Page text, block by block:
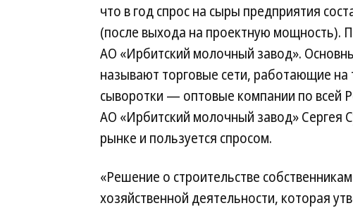
что в год спрос на сыры предприятия
(после выхода на проектную мощность).
АО «Ирбитский молочный завод».
называют торговые сети, работающие на
сыворотки — оптовые компании по всей
АО «Ирбитский молочный завод» Сергея
рынке и пользуется спросом.
«Решение о строительстве
хозяйственной деятельности, которая